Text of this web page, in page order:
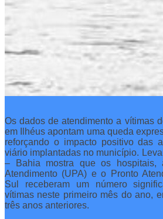
Os dados de atendimento a vítimas
em Ilhéus apontam uma queda
reforçando o impacto positivo das
viário implantadas no município.
– Bahia mostra que os hospitais,
Atendimento (UPA) e o Pronto
Sul receberam um número
vítimas neste primeiro mês do ano,
três anos anteriores.